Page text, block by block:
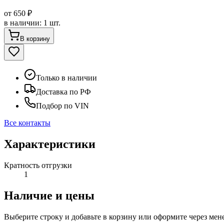
от 650 ₽
в наличии: 1 шт.
В корзину
Только в наличии
Доставка по РФ
Подбор по VIN
Все контакты
Характеристики
Кратность отгрузки
1
Наличие и цены
Выберите строку и добавьте в корзину или оформите через